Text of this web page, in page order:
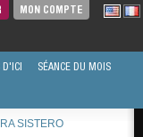
MON COMPTE
SÉANCE DU MOIS
SISTERO